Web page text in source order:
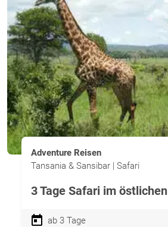
Adventure Reisen
Tansania & Sansibar | Safari
3 Tage Safari im
ab 3 Tage